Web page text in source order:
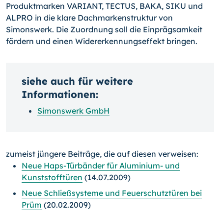
Produktmarken VARIANT, TECTUS, BAKA, SIKU und
ALPRO in die klare Dachmarkenstruktur von
Simonswerk. Die Zuordnung soll die Einprägsamkeit
fördern und einen Widererkennungseffekt bringen.
siehe auch für weitere
Informationen:
Simonswerk GmbH
zumeist jüngere Beiträge, die auf diesen verweisen:
Neue Haps-Türbänder für Aluminium- und
Kunststofftüren (14.07.2009)
Neue Schließsysteme und Feuerschutztüren bei
Prüm (20.02.2009)